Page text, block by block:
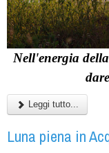
Nell'energia
Leggi tutto...
Luna piena in